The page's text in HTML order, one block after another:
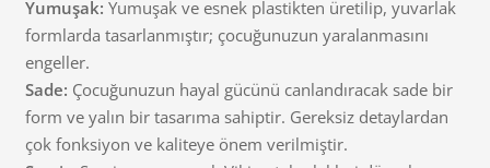
Yumuşak: Yumuşak ve esnek plastikten üretilip, yuvarlak
formlarda tasarlanmıştır; çocuğunuzun yaralanmasını
engeller.
Sade: Çocuğunuzun hayal gücünü canlandıracak sade bir
form ve yalın bir tasarıma sahiptir. Gereksiz detaylardan
çok fonksiyon ve kaliteye önem verilmiştir.